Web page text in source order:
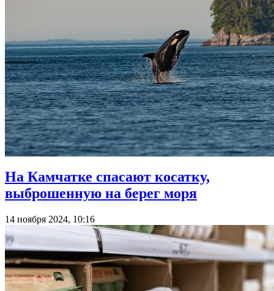
На Камчатке спасают косатку,
выброшенную на берег моря
14 ноября 2024, 10:16